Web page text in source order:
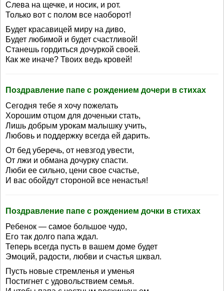
Слева на щечке, и носик, и рот.
Только вот с полом все наоборот!
Будет красавицей миру на диво,
Будет любимой и будет счастливой!
Станешь гордиться дочуркой своей.
Как же иначе? Твоих ведь кровей!
Поздравление папе с рождением дочери в стихах
Сегодня тебе я хочу пожелать
Хорошим отцом для доченьки стать,
Лишь добрым урокам малышку учить,
Любовь и поддержку всегда ей дарить.
От бед уберечь, от невзгод увести,
От лжи и обмана дочурку спасти.
Люби ее сильно, цени свое счастье,
И вас обойдут стороной все ненастья!
Поздравление папе с рождением дочки в стихах
Ребенок — самое большое чудо,
Его так долго папа ждал.
Теперь всегда пусть в вашем доме будет
Эмоций, радости, любви и счастья шквал.
Пусть новые стремленья и уменья
Постигнет с удовольствием семья.